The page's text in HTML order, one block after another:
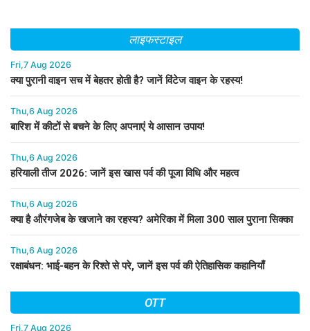
लाइफस्टाइल
Fri,7 Aug 2026
क्या पुरानी वाइन सच में बेहतर होती है? जानें विंटेज वाइन के रहस्य!
Thu,6 Aug 2026
बारिश में कीटों से बचने के लिए अपनाएं ये आसान उपाय!
Thu,6 Aug 2026
हरियाली तीज 2026: जानें इस खास पर्व की पूजा विधि और महत्व
Thu,6 Aug 2026
क्या है औरंगजेब के खजाने का रहस्य? अमेरिका में मिला 300 साल पुराना सिक्का
Thu,6 Aug 2026
रक्षाबंधन: भाई-बहन के रिश्ते से परे, जानें इस पर्व की ऐतिहासिक कहानियाँ
OTT
Fri,7 Aug 2026